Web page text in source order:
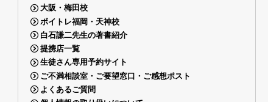
大阪・梅田校
ボイトレ福岡・天神校
白石謙二先生の著書紹介
提携店一覧
生徒さん専用予約サイト
ご不満相談室・ご要望窓口・ご感想ポスト
よくあるご質問